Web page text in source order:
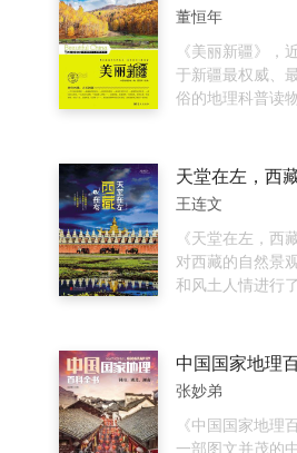
晒太阳，修整小
菜，结识来自天
主流”朋友……作
写作功力、温煦
自在与欢愉，也
外，是作者对大
致观察。笔触时
温情，时而又充
出了大理在“躺平
里，有山之盟，
源，岛之美，城
风，古之韵，
台湾，既为读者
台湾独有的民风
科学普及作用又
怀的图书，引导
感悟生活，增强
誉感，提升做中
董恒年
《美丽新疆》，
于新疆最权威、
俗的地理科普读
如茵碧草，这里
学家惋惜地说：
旱区；历史学家
里是游牧民族的
家激动地说：这
《美丽新疆》，
了新疆最基本的
把新疆美丽的城
古迹以及新疆独
一体现。
天堂在左，西
王连文
《天堂在左，西
对西藏的自然景
和风土人情进行
那曲、昌都等地
介绍，方便读者
本情况。书中精
者的精神深入其
担心会迷失自我
张妙弟
《中国国家地理
一部图文并茂的